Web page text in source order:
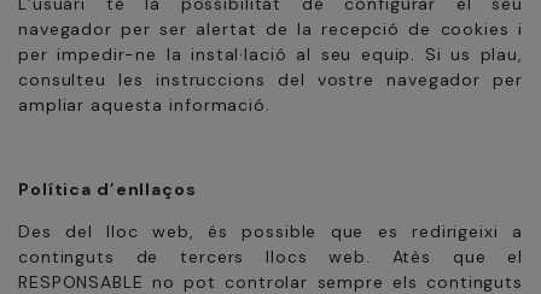
navegador per ser alertat de la recepció de cookies i
per impedir-ne la instal·lació al seu equip. Si us plau,
consulteu les instruccions del vostre navegador per
ampliar aquesta informació.
Política d’enllaços
Des del lloc web, és possible que es redirigeixi a
continguts de tercers llocs web. Atès que el
RESPONSABLE no pot controlar sempre els continguts